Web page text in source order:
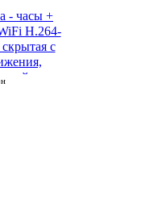
- часы +
H.264-
cкрытая с
2)